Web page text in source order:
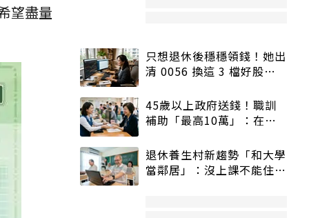
望盡量
只想退休後穩穩領錢！她出
清 0056 換這 3 檔好股：
45歲以上政府送錢！職訓
補助「最高10萬」：在
退休養生村新趨勢「和大學
當鄰居」：沒上課不能住、